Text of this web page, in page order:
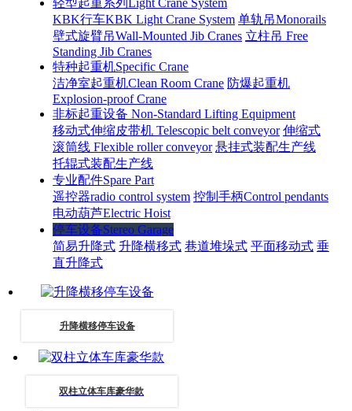
轻型起重系列Light Crane System
KBK行车KBK Light Crane System 单轨吊Monorails
壁式旋臂吊Wall-Mounted Jib Cranes 立柱吊 Free
Standing Jib Cranes
特种起重机Specific Crane
洁净室起重机Clean Room Crane 防爆起重机
Explosion-proof Crane
非标起重设备 Non-Standard Lifting Equipment
移动式伸缩皮带机 Telescopic belt conveyor 伸缩式
滚筒线 Flexible roller conveyor 悬挂式装配生产线
托辊式装配生产线
专业配件Spare Part
遥控器radio control system 控制手柄Control pendants
电动葫芦Electric Hoist
停车设备Stereo Garage
简易升降式 升降横移式 巷道堆垛式 平面移动式 垂
直升降式
升降横移停车设备
双柱立体车库豪华款